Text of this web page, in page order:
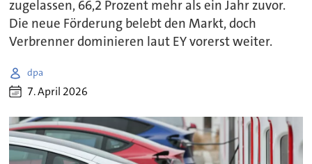
zugelassen, 66,2 Prozent mehr als ein Jahr zuvor.
Die neue Förderung belebt den Markt, doch
Verbrenner dominieren laut EY vorerst weiter.
dpa
7. April 2026